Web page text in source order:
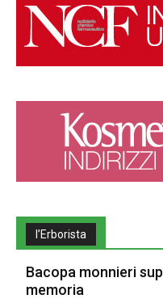
l’Erborista
Bacopa monnieri
memoria